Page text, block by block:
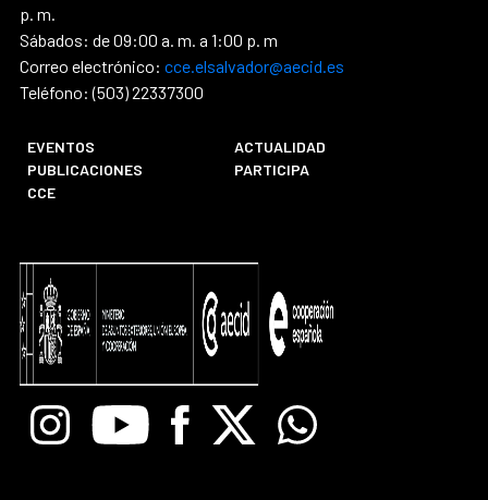
p. m.
Sábados: de 09:00 a. m. a 1:00 p. m
Correo electrónico: cce.elsalvador@aecid.es
Teléfono: (503) 22337300
EVENTOS
ACTUALIDAD
PUBLICACIONES
PARTICIPA
CCE
InstagramYoutube Facebook
X Whatsapp